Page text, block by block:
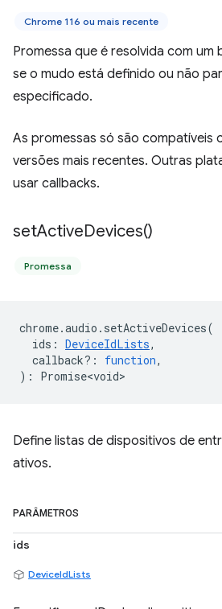
Chrome 116 ou mais recente
Promessa que é resolvida com um
se o mudo está definido ou não
especificado.
As promessas só são compatíveis
versões mais recentes. Outras
usar callbacks.
setActiveDevices()
Promessa
chrome.audio . setActiveDevices(
ids : DeviceIdLists,
callback? : function,
) : Promise<void>
Define listas de dispositivos de
ativos.
PARÂMETROS
ids
DeviceIdLists